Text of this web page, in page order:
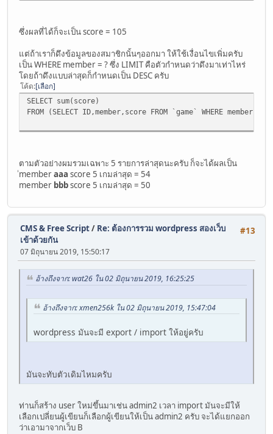
ซึ่งผลที่ได้ก็จะเป็น score = 105
แต่ถ้าเราก็ดึงข้อมูลของสมาชิกนั้นๆออกมา ให้ใช้เงื่อนไขเพิ่มครับ
เป็น WHERE member = ? ซึ่ง LIMIT คือตัวกำหนดว่าดึงมาเท่าไหร่
โดยถ้าดึงแบบล่าสุดก็กำหนดเป็น DESC ครับ
โค้ด เลือก
SELECT sum(score)
FROM (SELECT ID,member,score FROM `game` WHERE member
ตามตัวอย่างผมรวมเฉพาะ 5 รายการล่าสุดนะครับ ก็จะได้ผลเป็น
ีmemberaaa score 5 เกมล่าสุด = 54
member bbbscore 5 เกมล่าสุด = 50
#13
CMS & Free Script/ Re: ต้องการรวม wordpress สองเว็บ
เข้าด้วยกัน
07 มิถุนายน 2019, 15:50:17
อ้างถึงจาก: wat26 ใน 02 มิถุนายน 2019, 16:25:25
อ้างถึงจาก: xmen256k ใน 02 มิถุนายน 2019, 15:47:04
wordpress มันจะมี export / import ให้อยู่ครับ
มันจะทับตัวเดิมไหมครับ
ท่านก็สร้าง user ใหม่ขึ้นมาเช่น admin2 เวลา import มันจะมีให้
เลือกเปลี่ยนผู้เขียนก็เลือกผู้เขียนให้เป็น admin2 ครับ จะได้แยกออก
ว่าเอามาจากเว็บ B